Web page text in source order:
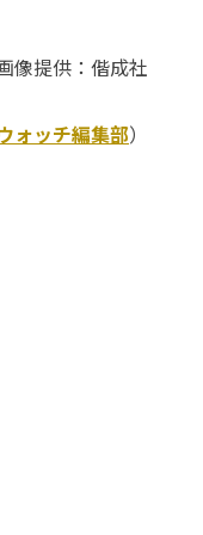
像提供：偕成社
ォッチ編集部）